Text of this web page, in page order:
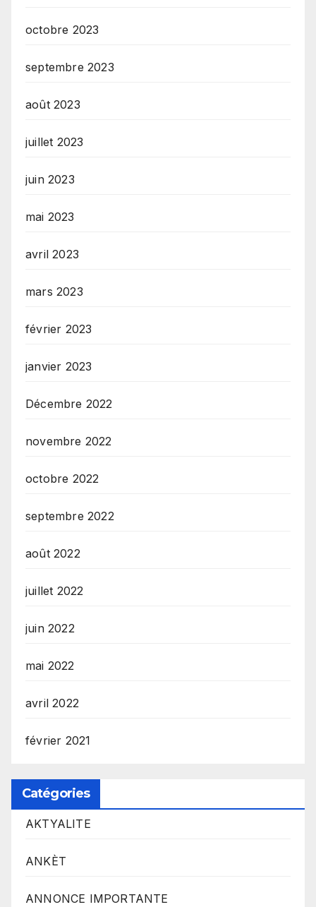
octobre 2023
septembre 2023
août 2023
juillet 2023
juin 2023
mai 2023
avril 2023
mars 2023
février 2023
janvier 2023
Décembre 2022
novembre 2022
octobre 2022
septembre 2022
août 2022
juillet 2022
juin 2022
mai 2022
avril 2022
février 2021
Catégories
AKTYALITE
ANKÈT
ANNONCE IMPORTANTE